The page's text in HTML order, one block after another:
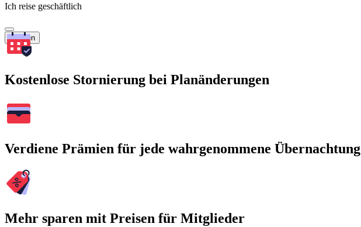
Ich reise geschäftlich
Suchen
Kostenlose Stornierung bei Planänderungen
Verdiene Prämien für jede wahrgenommene Übernachtung
Mehr sparen mit Preisen für Mitglieder